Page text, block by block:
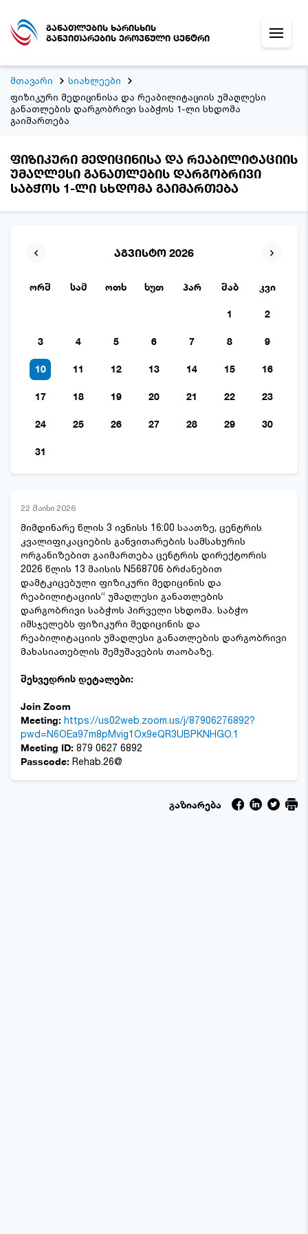
განათლების ხარისხის
განვითარების ეროვნული ცენტრი
მთავარი
სიახლეები
ფიზიკური მედიცინისა და რეაბილიტაციის უმაღლესი
განათლების დარგობრივი საბჭოს 1-ლი სხდომა
გაიმართება
ფიზიკური მედიცინისა და რეაბილიტაციის
უმაღლესი განათლების დარგობრივი
საბჭოს 1-ლი სხდომა გაიმართება
აგვისტო 2026
ორშ სამ ოთხ ხუთ პარ შაბ კვი
1 2
3 4 5 6 7 8 9
10 11 12 13 14 15 16
17 18 19 20 21 22 23
24 25 26 27 28 29 30
31
22 მაისი 2026
მიმდინარე წლის 3 ივნისს 16:00 საათზე, ცენტრის
კვალიფიკაციების განვითარების სამსახურის
ორგანიზებით გაიმართება ცენტრის დირექტორის
2026 წლის 13 მაისის N568706 ბრძანებით
დამტკიცებული ფიზიკური მედიცინის და
რეაბილიტაციის“ უმაღლესი განათლების
დარგობრივი საბჭოს პირველი სხდომა. საბჭო
იმსჯელებს ფიზიკური მედიცინის და
რეაბილიტაციის უმაღლესი განათლების დარგობრივი
მახასიათებლის შემუშავების თაობაზე.
შეხვედრის დეტალები:
Join Zoom
Meeting: https://us02web.zoom.us/j/87906276892?
pwd=N6OEa97m8pMvig1Ox9eQR3UBPKNHGO.1
Meeting ID: 879 0627 6892
Passcode: Rehab.26@
გაზიარება